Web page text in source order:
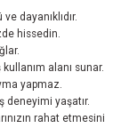
dayanıklıdır.
hissedin.
alanı sunar.
yapmaz.
deneyimi yaşatır.
rahat etmesini